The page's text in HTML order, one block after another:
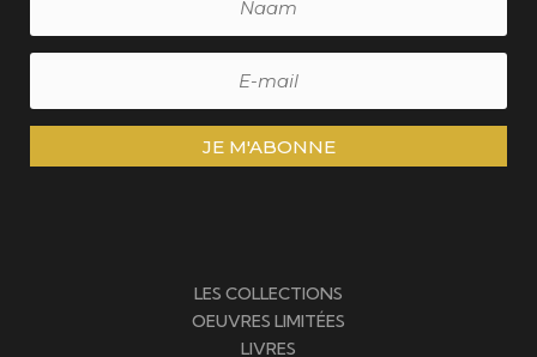
JE M'ABONNE
LES COLLECTIONS
OEUVRES LIMITÉES
LIVRES